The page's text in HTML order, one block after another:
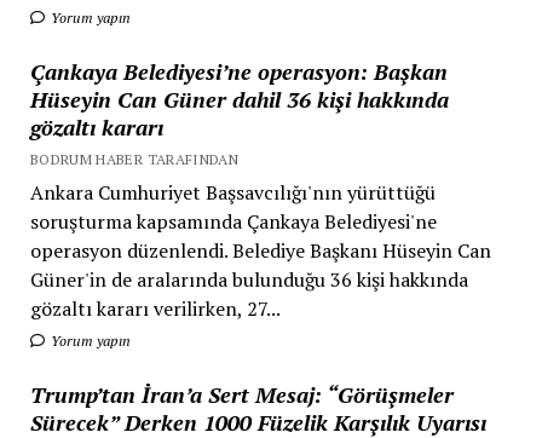
Yorum yapın
Çankaya Belediyesi’ne operasyon: Başkan
Hüseyin Can Güner dahil 36 kişi hakkında
gözaltı kararı
BODRUM HABER TARAFINDAN
Ankara Cumhuriyet Başsavcılığı'nın yürüttüğü
soruşturma kapsamında Çankaya Belediyesi'ne
operasyon düzenlendi. Belediye Başkanı Hüseyin Can
Güner'in de aralarında bulunduğu 36 kişi hakkında
gözaltı kararı verilirken, 27...
Yorum yapın
Trump’tan İran’a Sert Mesaj: “Görüşmeler
Sürecek” Derken 1000 Füzelik Karşılık Uyarısı